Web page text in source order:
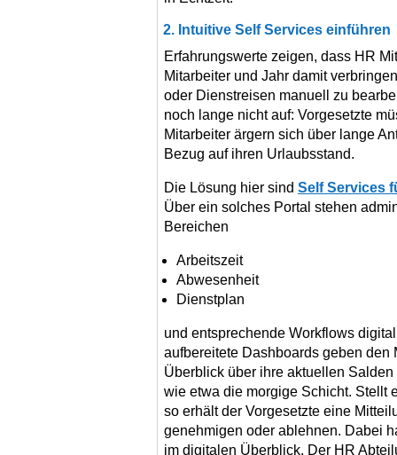
2. Intuitive Self Services einführen
Erfahrungswerte zeigen, dass HR
Mitarbeiter und Jahr damit
oder Dienstreisen manuell zu
noch lange nicht auf: Vorgesetzte
Mitarbeiter ärgern sich über lange
Bezug auf ihren Urlaubsstand.
Die Lösung hier sind Self Services
Über ein solches Portal stehen
Bereichen
Arbeitszeit
Abwesenheit
Dienstplan
und entsprechende Workflows
aufbereitete Dashboards geben den
Überblick über ihre aktuellen
wie etwa die morgige Schicht. Stellt
so erhält der Vorgesetzte eine
genehmigen oder ablehnen. Dabei
im digitalen Überblick. Der HR